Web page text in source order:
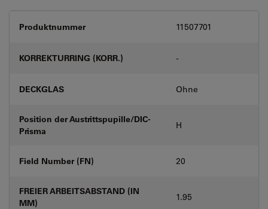
Produktnummer 11507701
KORREKTURRING (KORR.) -
DECKGLAS Ohne
Position der Austrittspupille/DIC-
Prisma
H
Field Number (FN) 20
FREIER ARBEITSABSTAND (IN
MM)
1.95